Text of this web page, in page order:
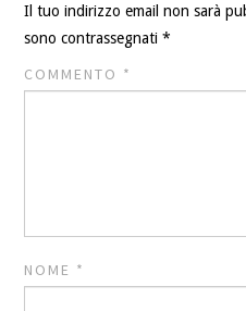
Il tuo indirizzo email non sarà
sono contrassegnati*
COMMENTO *
NOME *